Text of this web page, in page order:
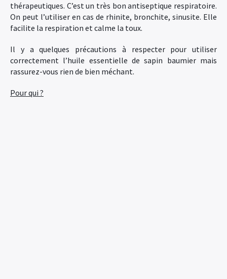
thérapeutiques. C’est un très bon antiseptique respiratoire.
On peut l’utiliser en cas de rhinite, bronchite, sinusite. Elle
facilite la respiration et calme la toux.
Il y a quelques précautions à respecter pour utiliser
correctement l’huile essentielle de sapin baumier mais
rassurez-vous rien de bien méchant.
Pour qui ?